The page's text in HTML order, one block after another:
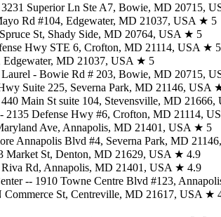
Superior Ln Ste A7, Bowie, MD 20715,
Rd #104, Edgewater, MD 21037, USA ★ 5
St, Shady Side, MD 20764, USA ★ 5
Hwy STE 6, Crofton, MD 21114, USA ★ 5
MD 21037, USA ★ 5
Laurel - Bowie Rd # 203, Bowie, MD 20715,
Suite 225, Severna Park, MD 21146, USA
Main St suite 104, Stevensville, MD
2135 Defense Hwy #6, Crofton, MD 21114,
Ave, Annapolis, MD 21401, USA ★ 5
Annapolis Blvd #4, Severna Park, MD
Market St, Denton, MD 21629, USA ★ 4.9
Rd, Annapolis, MD 21401, USA ★ 4.9
-- 1910 Towne Centre Blvd #123,
Commerce St, Centreville, MD 21617, USA ★